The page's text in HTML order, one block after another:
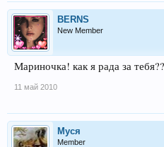
BERNS
New Member
Мариночка! как я рада за
11 май 2010
Муся
Member